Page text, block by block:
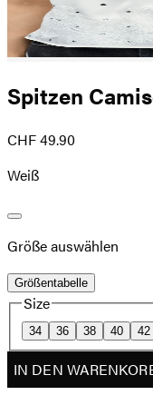
Spitzen
CHF 49.90
Weiß
Größe auswählen
Größentabelle
Size
34 36 38 40 42
IN DEN